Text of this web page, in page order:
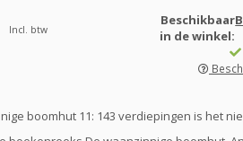
Incl. btw
Beschikbaar
in de winkel:
boomhut 11: 143 verdiepingen is het